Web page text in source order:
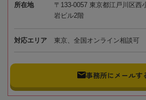
所在地
〒133-0057 東京都江戸川区西
岩ビル2階
対応エリア 東京、全国オンライン相談可
事務所にメールす